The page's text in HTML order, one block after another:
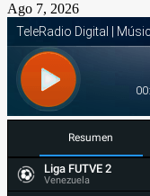
Ago 7, 2026
Resumen
Liga FUTVE 2
Venezuela